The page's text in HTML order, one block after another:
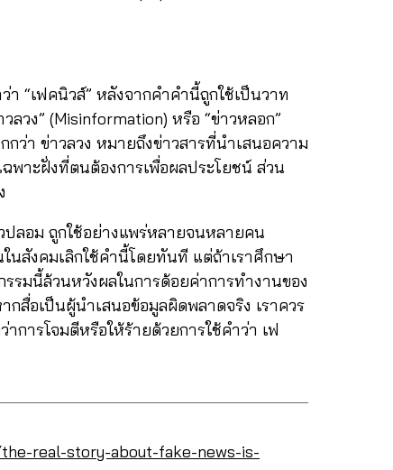
“เฟคนิวส์” หลังจากคำคำนี้ถูกใช้เป็นวาท
ลวง” (Misinformation) หรือ “ข่าวหลอก”
ว่า ข่าวลวง หมายถึงข่าวสารที่นำเสนอความ
พาะฝั่งที่ตนต้องการเพื่อผลประโยชน์ ส่วน
ปลอม ถูกใช้อย่างแพร่หลายจนหลายคน
นสังคมเลิกใช้คำนี้โดยทันที แต่ถ้าเราศึกษา
รมนี้ล้วนหวังผลในการด้อยค่าการทำงานของ
สื่อเป็นผู้นำเสนอข้อมูลผิดพลาดจริง เราควร
การโจมตีหรือให้ร้ายด้วยการใช้คำว่า เฟ
real-story-about-fake-news-is-